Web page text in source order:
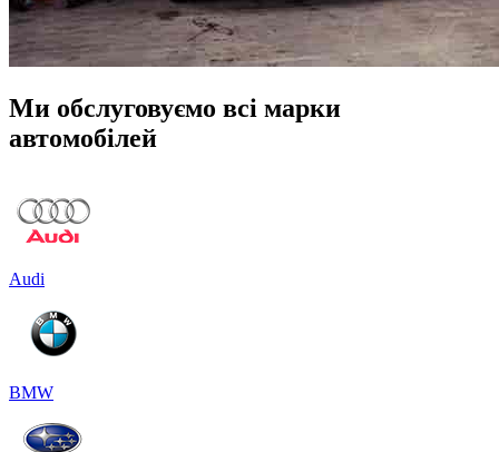
Ми обслуговуємо всі марки
автомобілей
Audi
BMW